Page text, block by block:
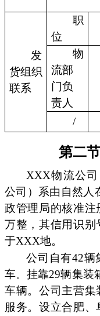
发
货组织
联系
职
位
物
流部
门负
责人
/
第二
XXX物流公
公司）系由自然人
政管理局的核准
万整，其信用识
于XXX地。
公司自有42辆
车。挂靠29辆集装
车辆。公司主营
服务。设立合肥